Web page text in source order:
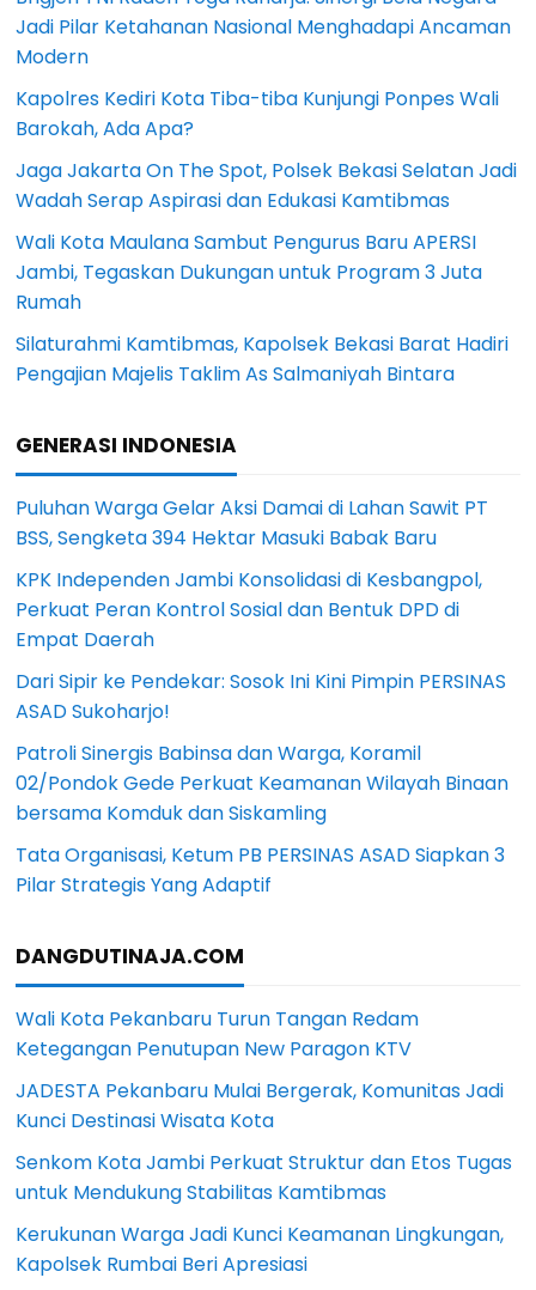
Jadi Pilar Ketahanan Nasional Menghadapi Ancaman
Modern
Kapolres Kediri Kota Tiba-tiba Kunjungi Ponpes Wali
Barokah, Ada Apa?
Jaga Jakarta On The Spot, Polsek Bekasi Selatan Jadi
Wadah Serap Aspirasi dan Edukasi Kamtibmas
Wali Kota Maulana Sambut Pengurus Baru APERSI
Jambi, Tegaskan Dukungan untuk Program 3 Juta
Rumah
Silaturahmi Kamtibmas, Kapolsek Bekasi Barat Hadiri
Pengajian Majelis Taklim As Salmaniyah Bintara
GENERASI INDONESIA
Puluhan Warga Gelar Aksi Damai di Lahan Sawit PT
BSS, Sengketa 394 Hektar Masuki Babak Baru
KPK Independen Jambi Konsolidasi di Kesbangpol,
Perkuat Peran Kontrol Sosial dan Bentuk DPD di
Empat Daerah
Dari Sipir ke Pendekar: Sosok Ini Kini Pimpin PERSINAS
ASAD Sukoharjo!
Patroli Sinergis Babinsa dan Warga, Koramil
02/Pondok Gede Perkuat Keamanan Wilayah Binaan
bersama Komduk dan Siskamling
Tata Organisasi, Ketum PB PERSINAS ASAD Siapkan 3
Pilar Strategis Yang Adaptif
DANGDUTINAJA.COM
Wali Kota Pekanbaru Turun Tangan Redam
Ketegangan Penutupan New Paragon KTV
JADESTA Pekanbaru Mulai Bergerak, Komunitas Jadi
Kunci Destinasi Wisata Kota
Senkom Kota Jambi Perkuat Struktur dan Etos Tugas
untuk Mendukung Stabilitas Kamtibmas
Kerukunan Warga Jadi Kunci Keamanan Lingkungan,
Kapolsek Rumbai Beri Apresiasi